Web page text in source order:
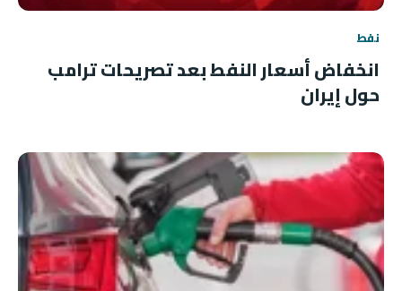
نفط
انخفاض أسعار النفط بعد تصريحات ترامب
حول إيران